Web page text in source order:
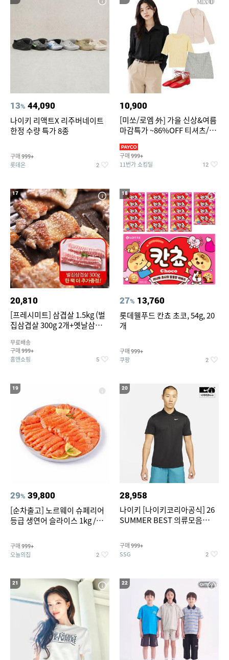
13% 44,090
나이키 리액트X 리주버네이트
한정 수량 특가 8종
구매 999+
롯데온 2
10,900
[미쏘/로엠 外] 가을 신상&여름
마감특가 ~86%OFF 티셔츠/슬
구매 999+
11번가 쇼킹딜 12
17
20,810
[프레시미트] 삼겹살 1.5kg (벌
집삼겹살 300g 2개+옛날삼겹살
팩 추가증정)
무료배송
구매 999+
홈앤쇼핑 5
18
27% 13,760
롯데웰푸드 칸쵸 초코, 54g, 20
개
구매 999+
쿠팡 2
19
29% 39,800
[순차출고] 노르웨이 슈페리어
등급 생연어 슬라이스 1kg /
구매 999+
오늘의집 2
20
28,958
나이키 [나이키코리아공식] 26
SUMMER BEST 의류모음
구매 999+
SSG 2
21 22